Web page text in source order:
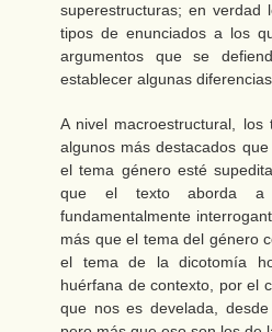
superestructuras; en verdad
tipos de enunciados a los
argumentos que se
establecer algunas
A nivel macroestructural,
algunos más destacados
el tema género esté
que el texto aborda a
fundamentalmente
más que el tema del género
el tema de la dicotomía
huérfana de contexto, por el
que nos es develada,